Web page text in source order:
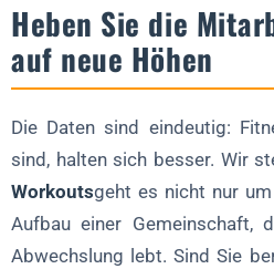
Heben Sie die
auf neue Höhen
Die Daten sind eindeutig:
sind, halten sich besser. Wir
Workoutsgeht es nicht nur
Aufbau einer Gemeinschaft,
Abwechslung lebt. Sind Sie